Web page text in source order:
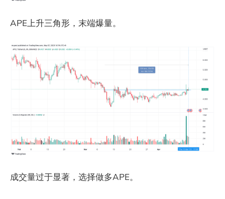
APE上升三角形，末端爆量。
成交量过于显著，选择做多APE。